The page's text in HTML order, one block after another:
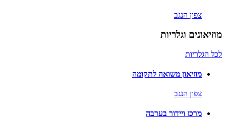
צפון הנגב
מוזיאונים וגלריות
לכל הגלריות
מוזיאון משואה לתקומה
צפון הנגב
מרכז ויידור בערבה